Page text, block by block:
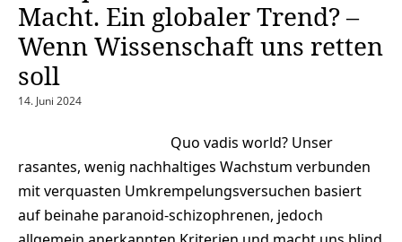
Macht. Ein globaler Trend? –
Wenn Wissenschaft uns retten
soll
14. Juni 2024
Quo vadis world? Unser
rasantes, wenig nachhaltiges Wachstum verbunden
mit verquasten Umkrempelungsversuchen basiert
auf beinahe paranoid-schizophrenen, jedoch